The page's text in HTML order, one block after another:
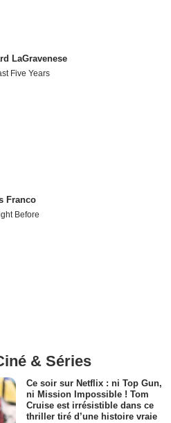
LaGravenese
Five Years
Franco
Before
& Séries
Ce soir sur Netflix : ni Top Gun,
ni Mission Impossible ! Tom
Cruise est irrésistible dans ce
thriller tiré d’une histoire vraie